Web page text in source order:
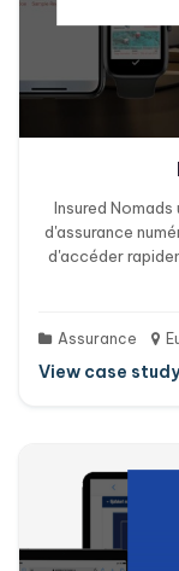
Insured
d'assurance
d'accéder
Assurance
View case study